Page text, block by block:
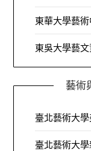
東華大學藝
東吳大學藝文
藝術
臺北藝術大
臺北藝術大